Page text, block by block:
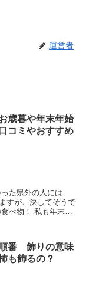
運営者
歳暮や年末年始
コミやおすすめ
た県外の人には
すが、決してそうで
べ物！ 私も年末年
番 飾りの意味
も飾るの？